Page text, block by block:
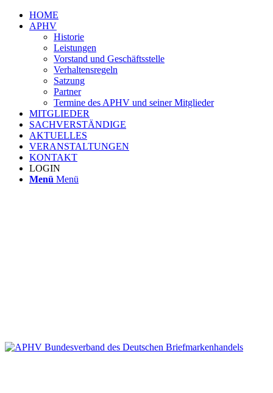
HOME
APHV
Historie
Leistungen
Vorstand und Geschäftsstelle
Verhaltensregeln
Satzung
Partner
Termine des APHV und seiner Mitglieder
MITGLIEDER
SACHVERSTÄNDIGE
AKTUELLES
VERANSTALTUNGEN
KONTAKT
LOGIN
Menü Menü